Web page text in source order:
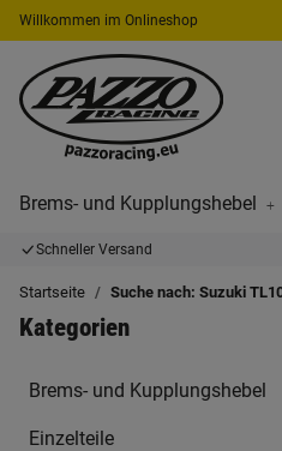
Willkommen im Onlineshop
Brems- und Kupplungshebel
Schneller Versand
Startseite Suche nach: Suzuki
Kategorien
Brems- und Kupplungshebel
Einzelteile